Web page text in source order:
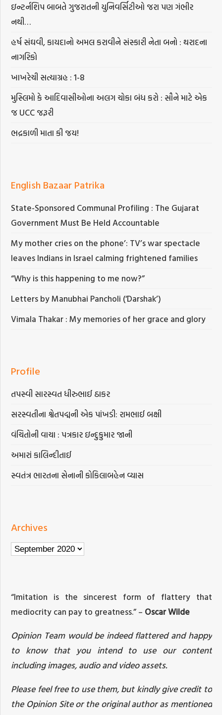
ઇન્ટર્નશિપ બાબતે ગુજરાતની યુનિવર્સિટીઓ જરા પણ ગંભીર
નથી…
હર્ષ સંઘવી, કાયદાનો અમલ કરાવીને સંસ્કારી નેતા બનો : થરાદના
નાગરિકો
ખાખરેચી સત્યાગ્રહ : 1-8
મુસ્લિમો કે આદિવાસીઓના અલગ ચોકા બંધ કરો : સૌને માટે એક
જ UCC જરૂરી
ભદ્રકાળી માતા કી જય!
English Bazaar Patrika
State-Sponsored Communal Profiling : The Gujarat
Government Must Be Held Accountable
My mother cries on the phone’: TV’s war spectacle
leaves Indians in Israel calming frightened families
“Why is this happening to me now?”
Letters by Manubhai Pancholi (‘Darshak’)
Vimala Thakar : My memories of her grace and glory
Profile
તપસ્વી સારસ્વત ધીરુભાઈ ઠાકર
સરસ્વતીના શ્વેતપદ્મની એક પાંખડી: રામભાઈ બક્ષી
વંચિતોની વાચા : પત્રકાર ઇન્દુકુમાર જાની
અમારાં કાલિન્દીતાઈ
સ્વતંત્ર ભારતના સેનાની કોકિલાબહેન વ્યાસ
Archives
Archives
“Imitation is the sincerest form of flattery that
mediocrity can pay to greatness.” – Oscar Wilde
Opinion Team would be indeed flattered and happy
to know that you intend to use our content
including images, audio and video assets.
Please feel free to use them, but kindly give credit to
the Opinion Site or the original author as mentioned